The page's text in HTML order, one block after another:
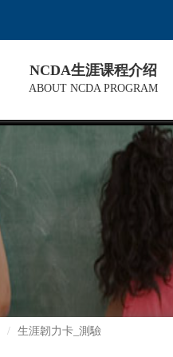
NCDA生涯课程介绍
ABOUT NCDA PROGRAM
生涯韌力卡_測驗